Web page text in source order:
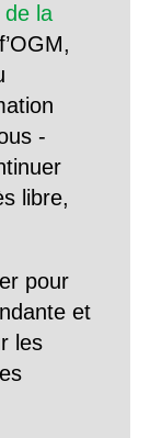
de la
-
libre,
pour
et
les